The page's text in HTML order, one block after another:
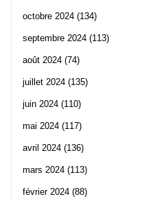
octobre 2024 (134)
septembre 2024 (113)
août 2024 (74)
juillet 2024 (135)
juin 2024 (110)
mai 2024 (117)
avril 2024 (136)
mars 2024 (113)
février 2024 (88)